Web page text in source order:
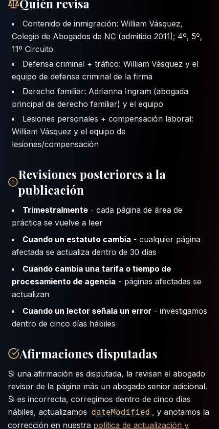
Quién revisa
Contenido de inmigración: William Vásquez,
Colegio de Abogados de NC (admitido 2011); 4º, 5º,
11º Circuito
Defensa criminal + tráfico: William Vásquez y el
equipo de defensa criminal de la firma
Derecho familiar: Adrianna Ingram (abogada
principal de derecho familiar) y el equipo
Lesiones personales + compensación laboral:
William Vásquez y el equipo de
lesiones/compensación
Revisiones posteriores a la
publicación
Trimestralmente - cada página de área de
práctica se vuelve a leer
Cuando un estatuto cambia - cualquier página
afectada se actualiza dentro de 30 días
Cuando cambia una tarifa o tiempo de
procesamiento de agencia - páginas afectadas se
actualizan
Cuando un lector señala un error - investigamos
dentro de cinco días hábiles
Afirmaciones disputadas
Si una afirmación es disputada, la revisan el abogado
revisor de la página más un abogado senior adicional.
Si es incorrecta, corregimos dentro de cinco días
hábiles, actualizamos dateModified , y anotamos la
corrección en nuestra política de actualización y